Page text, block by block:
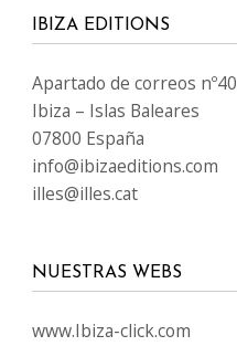
IBIZA EDITIONS
Apartado de correos nº40
Ibiza – Islas Baleares
07800 España
info@ibizaeditions.com
illes@illes.cat
NUESTRAS WEBS
www.Ibiza-click.com